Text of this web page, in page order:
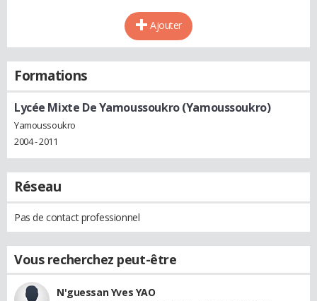
Ajouter
Formations
Lycée Mixte De Yamoussoukro (Yamoussoukro)
Yamoussoukro
2004 - 2011
Réseau
Pas de contact professionnel
Vous recherchez peut-être
N'guessan Yves YAO